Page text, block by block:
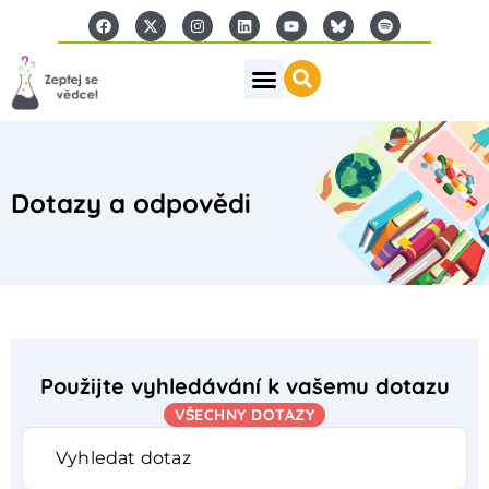
Dotazy a odpovědi
Použijte vyhledávání k vašemu dotazu
VŠECHNY DOTAZY